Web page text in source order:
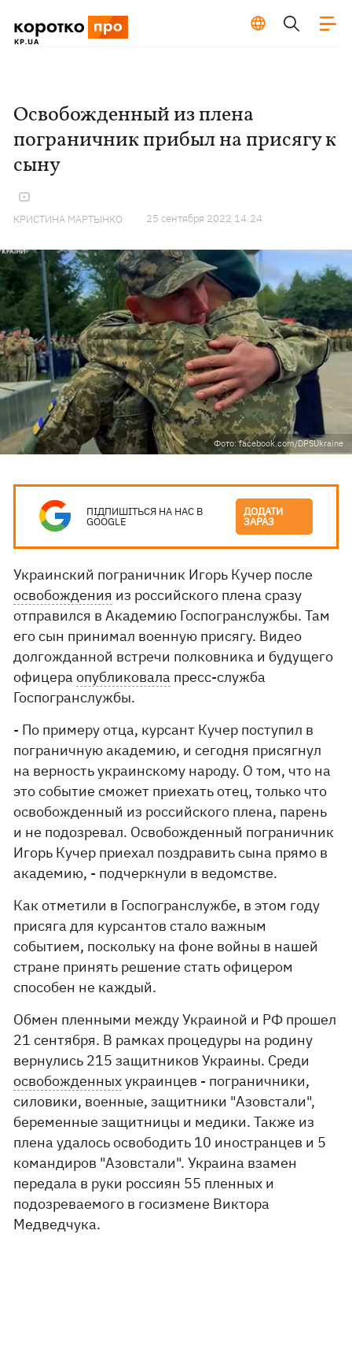
Освобожденный из плена
пограничник прибыл на присягу к
сыну
КРИСТИНА МАРТЫНКО 25 сентября 2022 14:24
Фото: facebook.com/DPSUkraine
ПІДПИШІТЬСЯ НА НАС В
GOOGLE
ДОДАТИ
ЗАРАЗ
Украинский пограничник Игорь Кучер после
освобождения из российского плена сразу
отправился в Академию Госпогранслужбы. Там
его сын принимал военную присягу. Видео
долгожданной встречи полковника и будущего
офицераопубликовала пресс-служба
Госпогранслужбы.
- По примеру отца, курсант Кучер поступил в
пограничную академию, и сегодня присягнул
на верность украинскому народу. О том, что на
это событие сможет приехать отец, только что
освобожденный из российского плена, парень
и не подозревал. Освобожденный пограничник
Игорь Кучер приехал поздравить сына прямо в
академию, - подчеркнули в ведомстве.
Как отметили в Госпогранслужбе, в этом году
присяга для курсантов стало важным
событием, поскольку на фоне войны в нашей
стране принять решение стать офицером
способен не каждый.
Обмен пленными между Украиной и РФ прошел
21 сентября. В рамках процедуры на родину
вернулись 215 защитников Украины. Среди
освобожденныхукраинцев - пограничники,
силовики, военные, защитники "Азовстали",
беременные защитницы и медики. Также из
плена удалось освободить 10 иностранцев и 5
командиров "Азовстали". Украина взамен
передала в руки россиян 55 пленных и
подозреваемого в госизмене Виктора
Медведчука.